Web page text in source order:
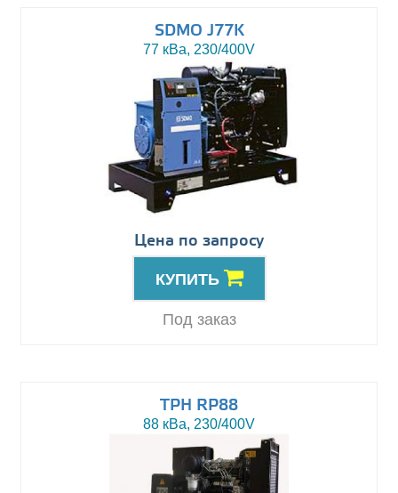
SDMO J77K
77 кВа, 230/400V
Цена по запросу
КУПИТЬ
Под заказ
TPH RP88
88 кВа, 230/400V